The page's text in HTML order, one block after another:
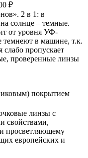
₽
2 в 1: в
солнце – темные.
от уровня УФ-
темнеют в машине, т.к.
слабо пропускает
проверенные линзы
покрытием
линзы с
свойствами,
просветляющему
европейских и